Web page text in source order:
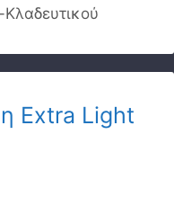
Extra Light